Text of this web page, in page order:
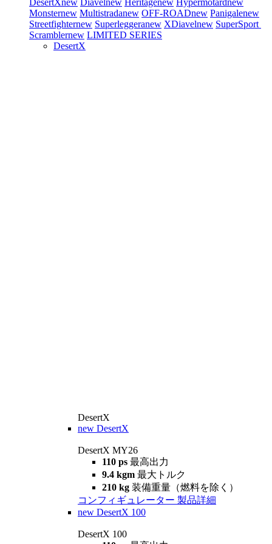
DesertXnew Diavelnew Heritagenew Hypermotardnew
Monsternew Multistradanew OFF-ROADnew Panigalenew
Streetfighternew Superleggeranew XDiavelnew SuperSport
Scramblernew LIMITED SERIES
DesertX
DesertX
new DesertX
DesertX MY26
110 ps 最高出力
9.4 kgm 最大トルク
210 kg 装備重量（燃料を除く）
コンフィギュレーター 製品詳細
new DesertX 100
DesertX 100